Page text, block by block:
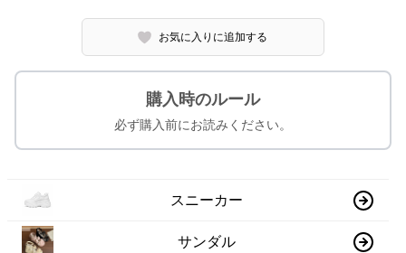
お気に入りに追加する
購入時のルール
必ず購入前にお読みください。
スニーカー
サンダル